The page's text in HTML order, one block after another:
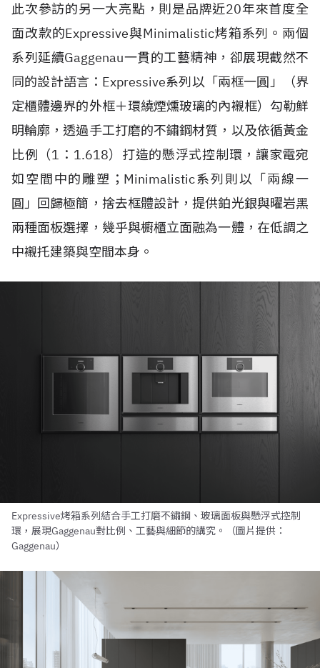
此次參訪的另一大亮點，則是品牌近20年來首度全
面改款的Expressive與Minimalistic烤箱系列。兩個
系列延續Gaggenau一貫的工藝精神，卻展現截然不
同的設計語言：Expressive系列以「兩框一圓」（界
定櫃體邊界的外框＋環繞煙燻玻璃的內襯框）勾勒鮮
明輪廓，透過手工打磨的不鏽鋼材質，以及依循黃金
比例（1：1.618）打造的懸浮式控制環，讓家電宛
如空間中的雕塑；Minimalistic系列則以「兩線一
圓」回歸極簡，捨去框體設計，提供鉑光銀與曜岩黑
兩種面板選擇，幾乎與櫥櫃立面融為一體，在低調之
中襯托建築與空間本身。
Expressive烤箱系列結合手工打磨不鏽鋼、玻璃面板與懸浮式控制
環，展現Gaggenau對比例、工藝與細節的講究。（圖片提供：
Gaggenau）